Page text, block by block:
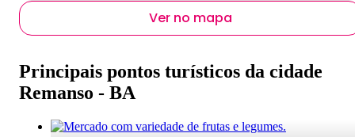
Ver no mapa
Principais pontos turísticos da cidade
Remanso - BA